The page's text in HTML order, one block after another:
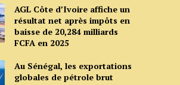
AGL Côte d’Ivoire affiche un
résultat net après impôts en
baisse de 20,284 milliards
FCFA en 2025
Au Sénégal, les exportations
globales de pétrole brut